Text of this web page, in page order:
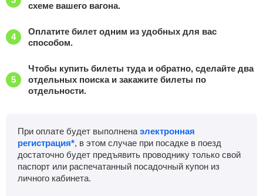
схеме вашего вагона.
Оплатите билет одним из удобных для вас
способом.
Чтобы купить билеты туда и обратно, сделайте два
отдельных поиска и закажите билеты по
отдельности.
При оплате будет выполнена электронная
регистрация*, в этом случае при посадке в поезд
достаточно будет предъявить проводнику только свой
паспорт или распечатанный посадочный купон из
личного кабинета.